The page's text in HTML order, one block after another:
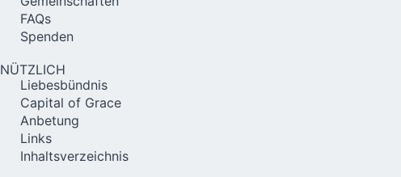
FAQs
Spenden
NÜTZLICH
Liebesbündnis
Capital of Grace
Anbetung
Links
Inhaltsverzeichnis